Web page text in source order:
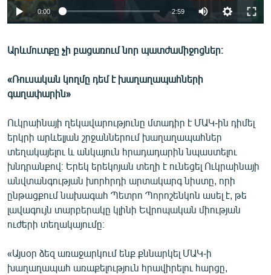
ՏՏ ԵՒ ԻՆՏԵՐՆԵՏ
ԱՐԽԻՎ
ԲԱՆԱՎԵՃ
ՓՈԴՔԱՍԹ
Հայերեն
English
Русский
0:00 2:59
Արևմուտքը չի բացառում նոր պատժամիջոցներ։
«Ռուսական կողմը դեմ է խաղաղապահների
գաղափարին»
Ուկրաինայի ղեկավարությունը մտադիր է ՄԱԿ-ին դիմել
երկրի արևելյան շրջաններում խաղաղապահներ
տեղակայելու և անկայուն հրադադարին նպաստելու
խնդրանքով։ Երեկ երեկոյան տեղի է ունեցել Ուկրաինայի
անվտանգության խորհրդի արտակարգ նիստը, որի
ընթացքում նախագահ Պետրո Պորոշենկոն ասել է, թե
լավագույն տարբերակը կլինի Եվրոպական միության
ուժերի տեղակայումը։
«Այսօր ձեզ առաջարկում ենք քննարկել ՄԱԿ-ի
խաղաղապահ առաքելություն հրավիրելու հարցը,